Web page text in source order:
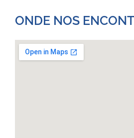
ONDE NOS